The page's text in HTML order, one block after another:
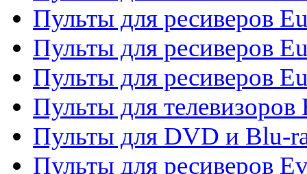
Пульты для ресиверов
Пульты для ресиверов
Пульты для ресиверов
Пульты для телевизоров
Пульты для DVD и Blu-
Пульты для ресиверов